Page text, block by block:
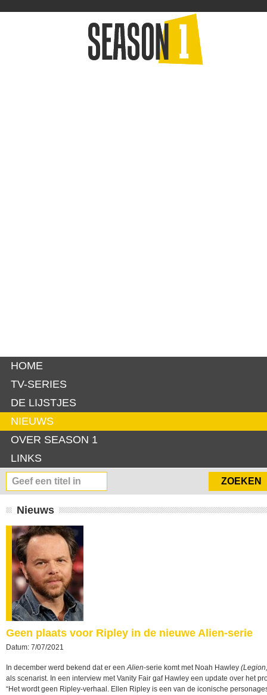
HOME
TV-SERIES
DE LIJSTJES
NIEUWS
OVER SEASON 1
LINKS
Nieuws
Geen plaats voor Ripley in de nieuwe Alien-serie
Datum: 7/07/2021
In december werd bekend dat er eenAlien-serie komt met Noah Hawley
als scenarist. In een interview met Vanity Fair gaf Hawley een update over het
“Het wordt geen Ripley-verhaal. Ellen Ripley is een van de iconische